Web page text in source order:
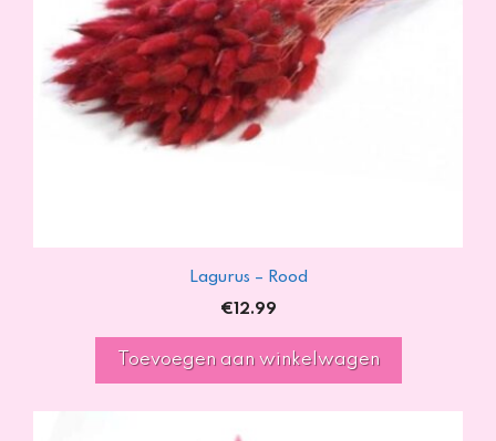
Lagurus – Rood
€ 12.99
Toevoegen aan winkelwagen